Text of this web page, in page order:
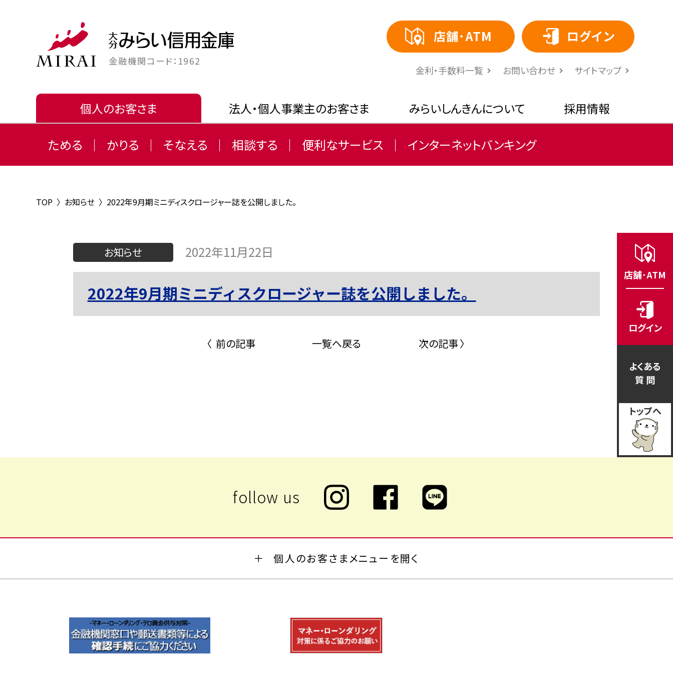
金融機関コード：1962
個人のお客さま
ためる かりる そなえる 相談する 便利なサービス インターネットバンキング
法人・個人事業主のお客さま みらいしんきんについて 採用情報
店舗･ATM ログイン
⾦利・⼿数料⼀覧 お問い合わせ サイトマップ
TOP 〉 お知らせ 〉 2022年9月期ミニディスクロージャー誌を公開しました。
お知らせ 2022年11月22日
2022年9月期ミニディスクロージャー誌を公開しました。
〈 前の記事 一覧へ戻る 次の記事 〉
店舗･ATM
ログイン
よくある
質 問
トップへ
個人のお客さまメニューを開く